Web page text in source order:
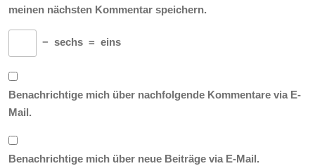
meinen nächsten Kommentar speichern.
− sechs = eins
Benachrichtige mich über nachfolgende Kommentare via E-
Mail.
Benachrichtige mich über neue Beiträge via E-Mail.